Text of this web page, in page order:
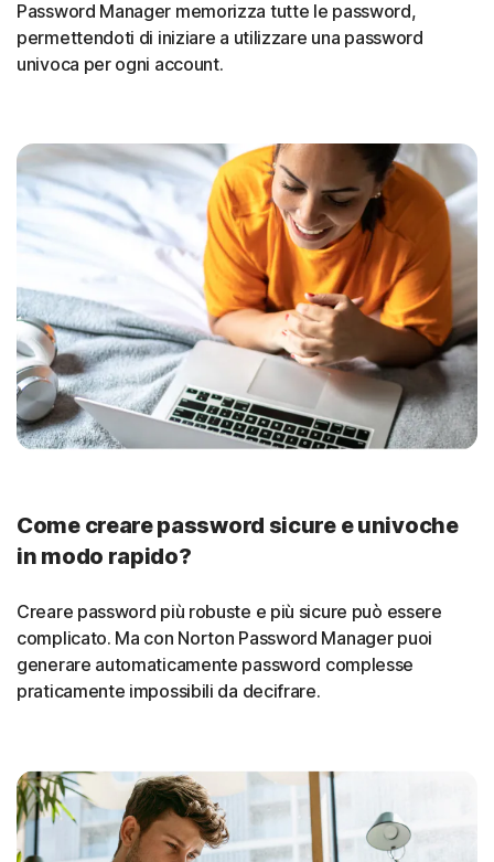
Password Manager memorizza tutte le password,
permettendoti di iniziare a utilizzare una password
univoca per ogni account.
Come creare password sicure e univoche
in modo rapido?
Creare password più robuste e più sicure può essere
complicato. Ma con Norton Password Manager puoi
generare automaticamente password complesse
praticamente impossibili da decifrare.